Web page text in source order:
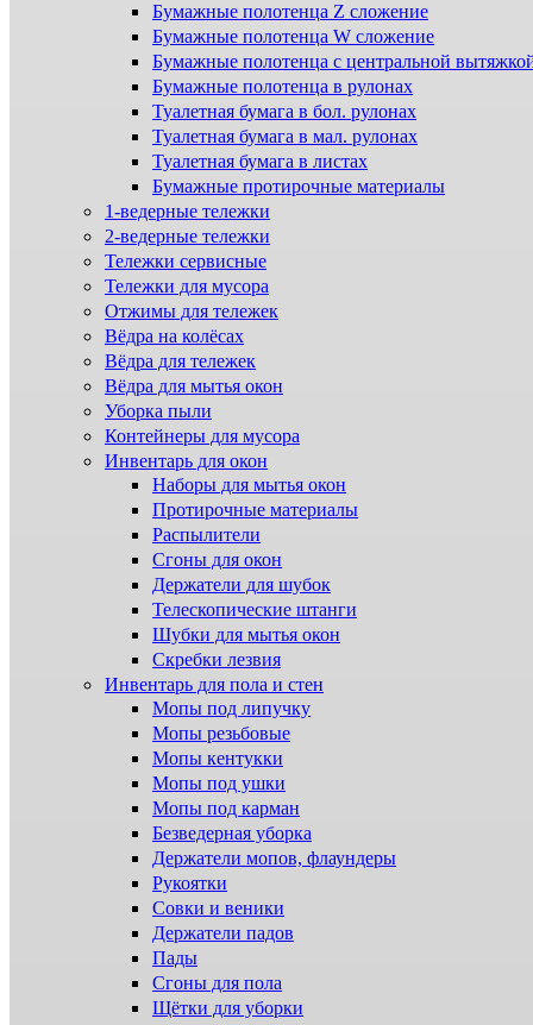
Бумажные полотенца Z сложение
Бумажные полотенца W сложение
Бумажные полотенца с центральной
Бумажные полотенца в рулонах
Туалетная бумага в бол. рулонах
Туалетная бумага в мал. рулонах
Туалетная бумага в листах
Бумажные протирочные материалы
1-ведерные тележки
2-ведерные тележки
Тележки сервисные
Тележки для мусора
Отжимы для тележек
Вёдра на колёсах
Вёдра для тележек
Вёдра для мытья окон
Уборка пыли
Контейнеры для мусора
Инвентарь для окон
Наборы для мытья окон
Протирочные материалы
Распылители
Сгоны для окон
Держатели для шубок
Телескопические штанги
Шубки для мытья окон
Скребки лезвия
Инвентарь для пола и стен
Мопы под липучку
Мопы резьбовые
Мопы кентукки
Мопы под ушки
Мопы под карман
Безведерная уборка
Держатели мопов, флаундеры
Рукоятки
Совки и веники
Держатели падов
Пады
Сгоны для пола
Щётки для уборки